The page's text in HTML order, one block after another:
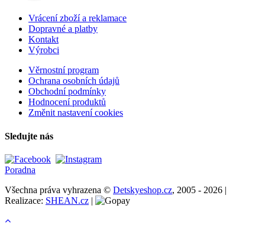
Vrácení zboží a reklamace
Dopravné a platby
Kontakt
Výrobci
Věrnostní program
Ochrana osobních údajů
Obchodní podmínky
Hodnocení produktů
Změnit nastavení cookies
Sledujte nás
Poradna
Všechna práva vyhrazena © Detskyeshop.cz, 2005 - 2026 |
Realizace: SHEAN.cz |